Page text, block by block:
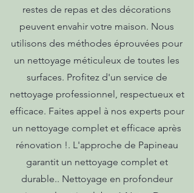
restes de repas et des décorations
peuvent envahir votre maison. Nous
utilisons des méthodes éprouvées pour
un nettoyage méticuleux de toutes les
surfaces. Profitez d'un service de
nettoyage professionnel, respectueux et
efficace. Faites appel à nos experts pour
un nettoyage complet et efficace après
rénovation !. L'approche de Papineau
garantit un nettoyage complet et
durable.. Nettoyage en profondeur